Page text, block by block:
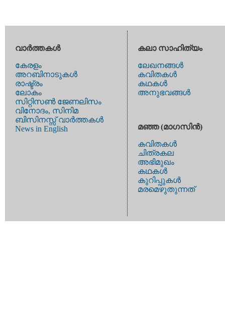
വാര്‍ത്തകള്‍
കേരളം
അറബിനാടുകള്‍
രാഷ്ട്രം
ലോകം
സിറ്റിസണ്‍ ജേണലിസം
വിനോദം, സിനിമ
ബിസിനസ്സ് വാര്‍ത്തകള്‍
News in English
കലാ സാഹിത്യം
ലേഖനങ്ങള്‍
കവിതകള്‍
കഥകള്‍
അനുഭവങ്ങള്‍
മഞ്ഞ (മാഗസിന്‍)
കവിതകള്‍
ചിത്രകല
അഭിമുഖം
കഥകള്‍
കുറിപ്പുകള്‍
മരമെഴുതുന്നത്